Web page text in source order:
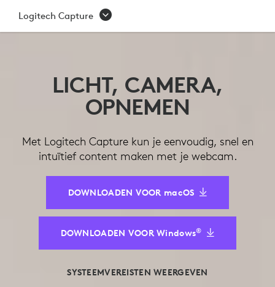
LOGITECH
Logitech Capture
LICHT, CAMERA,
OPNEMEN
Met Logitech Capture kun je eenvoudig, snel en
intuïtief content maken met je webcam.
DOWNLOADEN VOOR macOS
DOWNLOADEN VOOR Windows®
SYSTEEMVEREISTEN WEERGEVEN